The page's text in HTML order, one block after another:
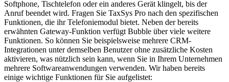
Softphone, Tischtelefon oder ein anderes Gerät klingelt, bis der
Anruf beendet wird. Fragen Sie TaxSys Pro nach den spezifischen
Funktionen, die ihr Telefoniemodul bietet. Neben der bereits
erwähnten Gateway-Funktion verfügt Bubble über viele weitere
Funktionen. So können Sie beispielsweise mehrere CRM-
Integrationen unter demselben Benutzer ohne zusätzliche Kosten
aktivieren, was nützlich sein kann, wenn Sie in Ihrem Unternehmen
mehrere Softwareanwendungen verwenden. Wir haben bereits
einige wichtige Funktionen für Sie aufgelistet: